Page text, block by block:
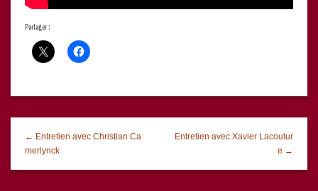
Partager :
← Entretien avec Christian Ca
merlynck
Entretien avec Xavier Lacoutur
e →